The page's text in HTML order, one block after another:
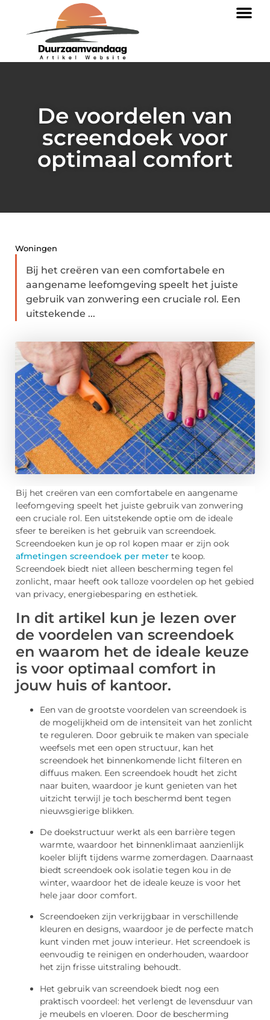
De voordelen van
screendoek voor
optimaal comfort
Woningen
Bij het creëren van een comfortabele en
aangename leefomgeving speelt het juiste
gebruik van zonwering een cruciale rol. Een
uitstekende ...
Bij het creëren van een comfortabele en aangename
leefomgeving speelt het juiste gebruik van zonwering
een cruciale rol. Een uitstekende optie om de ideale
sfeer te bereiken is het gebruik van screendoek.
Screendoeken kun je op rol kopen maar er zijn ook
afmetingen screendoek per meter te koop.
Screendoek biedt niet alleen bescherming tegen fel
zonlicht, maar heeft ook talloze voordelen op het gebied
van privacy, energiebesparing en esthetiek.
In dit artikel kun je lezen over
de voordelen van screendoek
en waarom het de ideale keuze
is voor optimaal comfort in
jouw huis of kantoor.
Een van de grootste voordelen van screendoek is
de mogelijkheid om de intensiteit van het zonlicht
te reguleren. Door gebruik te maken van speciale
weefsels met een open structuur, kan het
screendoek het binnenkomende licht filteren en
diffuus maken. Een screendoek houdt het zicht
naar buiten, waardoor je kunt genieten van het
uitzicht terwijl je toch beschermd bent tegen
nieuwsgierige blikken.
De doekstructuur werkt als een barrière tegen
warmte, waardoor het binnenklimaat aanzienlijk
koeler blijft tijdens warme zomerdagen. Daarnaast
biedt screendoek ook isolatie tegen kou in de
winter, waardoor het de ideale keuze is voor het
hele jaar door comfort.
Screendoeken zijn verkrijgbaar in verschillende
kleuren en designs, waardoor je de perfecte match
kunt vinden met jouw interieur. Het screendoek is
eenvoudig te reinigen en onderhouden, waardoor
het zijn frisse uitstraling behoudt.
Het gebruik van screendoek biedt nog een
praktisch voordeel: het verlengt de levensduur van
je meubels en vloeren. Door de bescherming